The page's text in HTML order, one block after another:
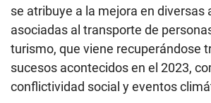
se atribuye a la mejora en diversas
asociadas al transporte de
turismo, que viene recuperándose
sucesos acontecidos en el 2023,
conflictividad social y eventos